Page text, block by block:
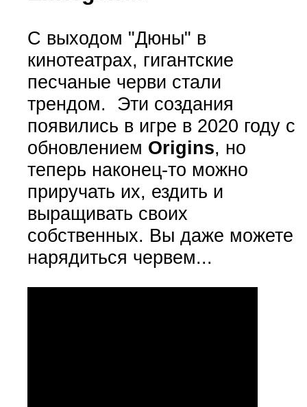
С выходом "Дюны" в
кинотеатрах, гигантские
песчаные черви стали
трендом. Эти создания
появились в игре в 2020 году с
обновлением Origins, но
теперь наконец-то можно
приручать их, ездить и
выращивать своих
собственных. Вы даже можете
нарядиться червем...